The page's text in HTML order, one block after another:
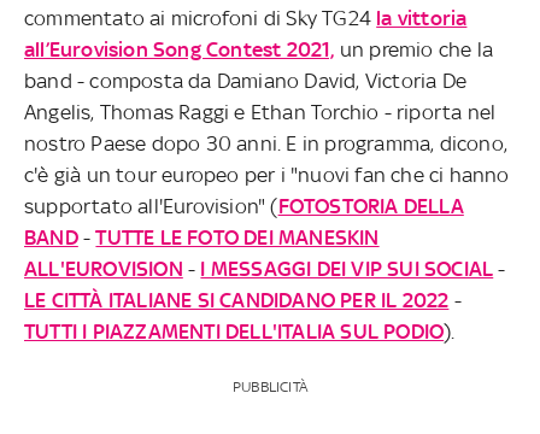
commentato ai microfoni di Sky TG24 la vittoria
all’Eurovision Song Contest 2021, un premio che la
band - composta da Damiano David, Victoria De
Angelis, Thomas Raggi e Ethan Torchio - riporta nel
nostro Paese dopo 30 anni. E in programma, dicono,
c'è già un tour europeo per i "nuovi fan che ci hanno
supportato all'Eurovision" (FOTOSTORIA DELLA
BAND-TUTTE LE FOTO DEI MANESKIN
ALL'EUROVISION - I MESSAGGI DEI VIP SUI SOCIAL -
LE CITTÀ ITALIANE SI CANDIDANO PER IL 2022 -
TUTTI I PIAZZAMENTI DELL'ITALIA SUL PODIO).
PUBBLICITÀ